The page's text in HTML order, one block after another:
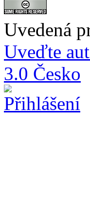
Uvedená
Uveďte
3.0 Česko